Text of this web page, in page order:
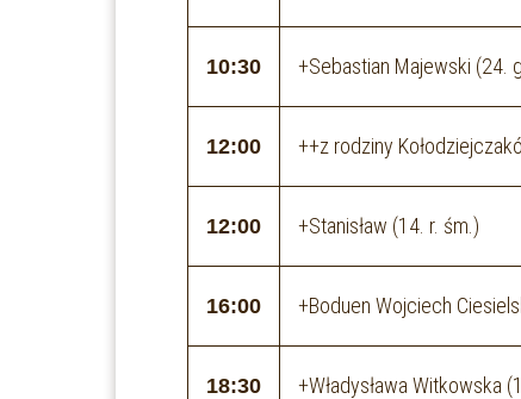
10:30 +Sebastian Majewski (24.
12:00 ++z rodziny
12:00 +Stanisław (14. r. śm.)
16:00 +Boduen Wojciech
18:30 +Władysława Witkowska